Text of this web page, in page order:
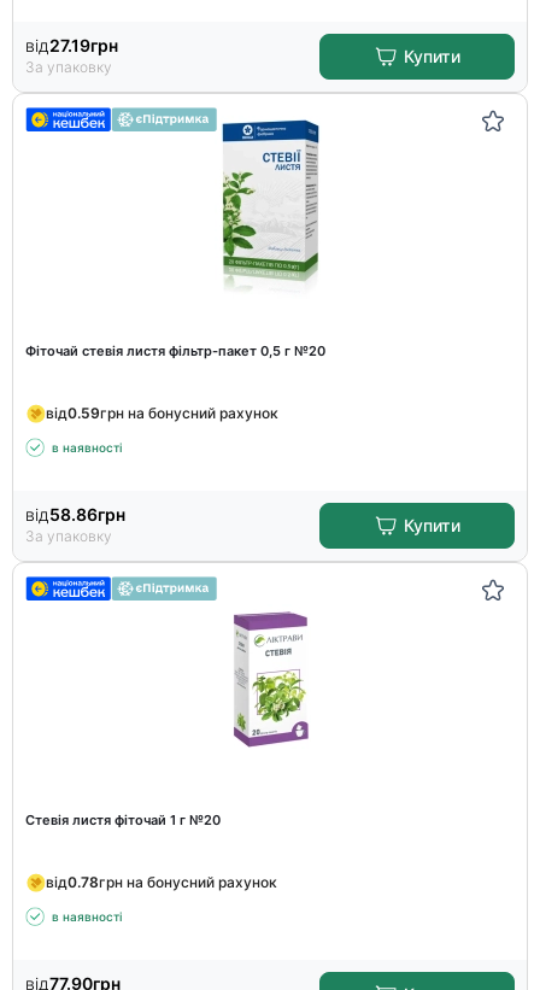
від27.19грн
За упаковку
Купити
Фіточай стевія листя фільтр-пакет 0,5 г №20
від0.59грн на бонусний рахунок
в наявності
від58.86грн
За упаковку
Купити
Стевія листя фіточай 1 г №20
від0.78грн на бонусний рахунок
в наявності
від77.90грн